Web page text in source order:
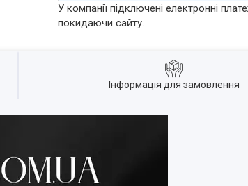
У компанії підключені електронні
покидаючи сайту.
Інформація для замовлення